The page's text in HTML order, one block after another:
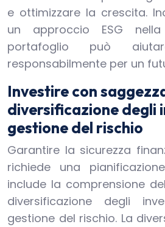
e ottimizzare la crescita.
un approccio ESG
portafoglio può
responsabilmente per un
Investire con
diversificazione degli
gestione del rischio
Garantire la sicurezza
richiede una
include la comprensione
diversificazione degli
gestione del rischio. La